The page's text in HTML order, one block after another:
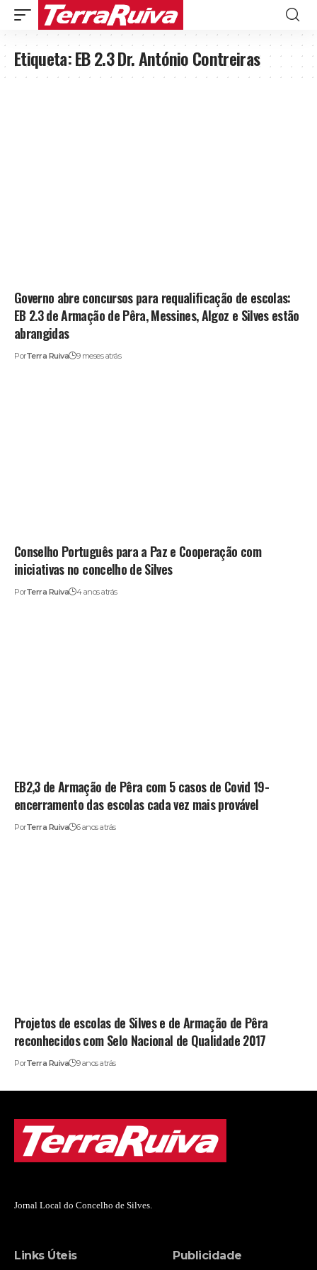
Etiqueta:EB 2.3 Dr. António Contreiras
Governo abre concursos para requalificação de escolas:
EB 2.3 de Armação de Pêra, Messines, Algoz e Silves estão
abrangidas
PorTerra Ruiva 9 meses atrás
Conselho Português para a Paz e Cooperação com
iniciativas no concelho de Silves
PorTerra Ruiva 4 anos atrás
EB2,3 de Armação de Pêra com 5 casos de Covid 19-
encerramento das escolas cada vez mais provável
PorTerra Ruiva 6 anos atrás
Projetos de escolas de Silves e de Armação de Pêra
reconhecidos com Selo Nacional de Qualidade 2017
PorTerra Ruiva 9 anos atrás
Jornal Local do Concelho de Silves.
Links Úteis Publicidade